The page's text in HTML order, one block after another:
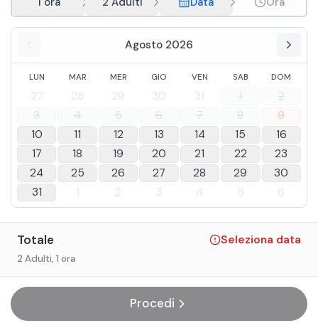
Agosto 2026
LUN MAR MER GIO VEN SAB DOM
27 28 29 30 31 1
2
3
4 5 6 7 8
9
10
11 12 13 14 15
16
17
18 19 20 21 22
23
24
25 26 27 28 29
30
31
1 2 3 4 5 6
Totale Seleziona data
2 Adulti, 1 ora
Procedi